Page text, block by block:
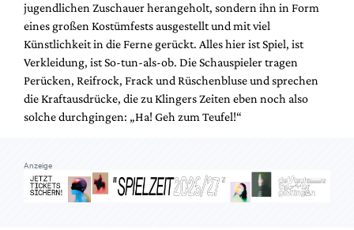
jugendlichen Zuschauer herangeholt, sondern ihn in Form
eines großen Kostümfests ausgestellt und mit viel
Künstlichkeit in die Ferne gerückt. Alles hier ist Spiel, ist
Verkleidung, ist So-tun-als-ob. Die Schauspieler tragen
Perücken, Reifrock, Frack und Rüschenbluse und sprechen
die Kraftausdrücke, die zu Klingers Zeiten eben noch also
solche durchgingen: „Ha! Geh zum Teufel!“
Anzeige